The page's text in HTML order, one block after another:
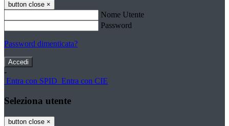
button close ×
Nome Utente
Password
Password dimenticata?
-
Entra con SPID Entra con CIE
Seleziona utente
button close ×